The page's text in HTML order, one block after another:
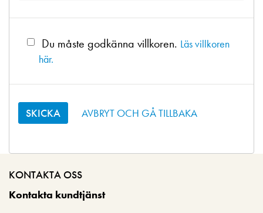
Du måste godkänna villkoren. Läs villkoren
här.
AVBRYT OCH GÅ TILLBAKA
KONTAKTA OSS
Kontakta kundtjänst